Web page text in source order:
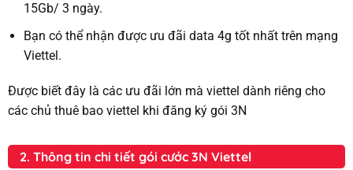
15Gb/ 3 ngày.
Bạn có thể nhận được ưu đãi data 4g tốt nhất trên mạng
Viettel.
Được biết đây là các ưu đãi lớn mà viettel dành riêng cho
các chủ thuê bao viettel khi đăng ký gói 3N
2. Thông tin chi tiết gói cước 3N Viettel